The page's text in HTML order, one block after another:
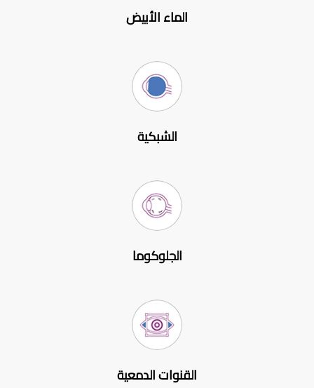
الماء الأبيض
الشبكية
الجلوكوما
القنوات الدمعية